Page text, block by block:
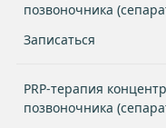
позвоночника
Записаться
PRP-терапия
позвоночника